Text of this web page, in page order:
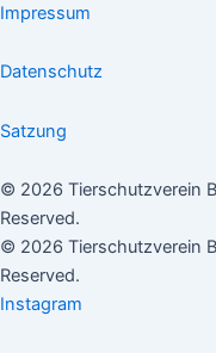
Impressum
Datenschutz
Satzung
© 2026 Tierschutzverein
Reserved.
© 2026 Tierschutzverein
Reserved.
Instagram